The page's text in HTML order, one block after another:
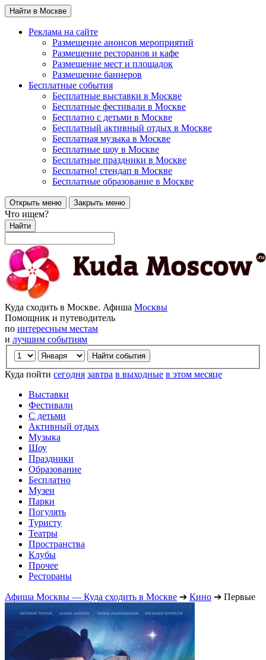
Найти в Москве
Реклама на сайте
Размещение анонсов мероприятий
Размещение ресторанов и кафе
Размещение мест и площадок
Размещение баннеров
Бесплатные события
Бесплатные выставки в Москве
Бесплатные фестивали в Москве
Бесплатно с детьми в Москве
Бесплатный активный отдых в Москве
Бесплатная музыка в Москве
Бесплатные шоу в Москве
Бесплатные праздники в Москве
Бесплатно! стендап в Москве
Бесплатные образование в Москве
Открыть меню Закрыть меню
Что ищем?
Найти
Куда сходить в Москве. Афиша Москвы
Помощник и путеводитель
по интересным местам
и лучшим событиям
Куда пойти сегодня завтра в выходные в этом месяце
Выставки
Фестивали
С детьми
Активный отдых
Музыка
Шоу
Праздники
Образование
Бесплатно
Музеи
Парки
Погулять
Туристу
Театры
Пространства
Клубы
Прочее
Рестораны
Афиша Москвы — Куда сходить в Москве ➔ Кино ➔ Первые